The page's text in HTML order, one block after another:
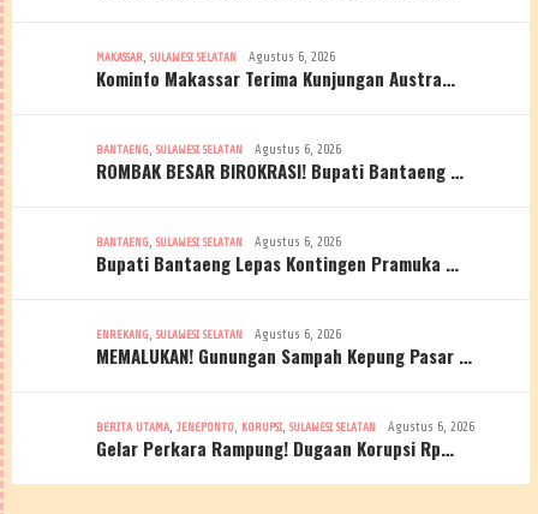
MAKASSAR, SULAWESI SELATAN Agustus 6, 2026
Kominfo Makassar Terima Kunjungan Austra…
BANTAENG, SULAWESI SELATAN Agustus 6, 2026
ROMBAK BESAR BIROKRASI! Bupati Bantaeng …
BANTAENG, SULAWESI SELATAN Agustus 6, 2026
Bupati Bantaeng Lepas Kontingen Pramuka …
ENREKANG, SULAWESI SELATAN Agustus 6, 2026
MEMALUKAN! Gunungan Sampah Kepung Pasar …
BERITA UTAMA, JENEPONTO, KORUPSI, SULAWESI SELATAN Agustus 6, 2026
Gelar Perkara Rampung! Dugaan Korupsi Rp…